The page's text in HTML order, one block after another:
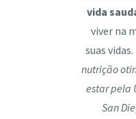
vida
viver na
suas vidas.
nutrição
estar pela
San